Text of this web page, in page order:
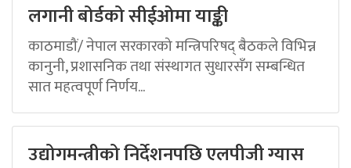
लगानी बोर्डको सीईओमा याङ्की
काठमाडौं/ नेपाल सरकारको मन्त्रिपरिषद् बैठकले विभिन्न
कानुनी, प्रशासनिक तथा संस्थागत सुधारसँग सम्बन्धित
सात महत्वपूर्ण निर्णय...
उद्योगमन्त्रीको निर्देशनपछि एलपीजी ग्यास